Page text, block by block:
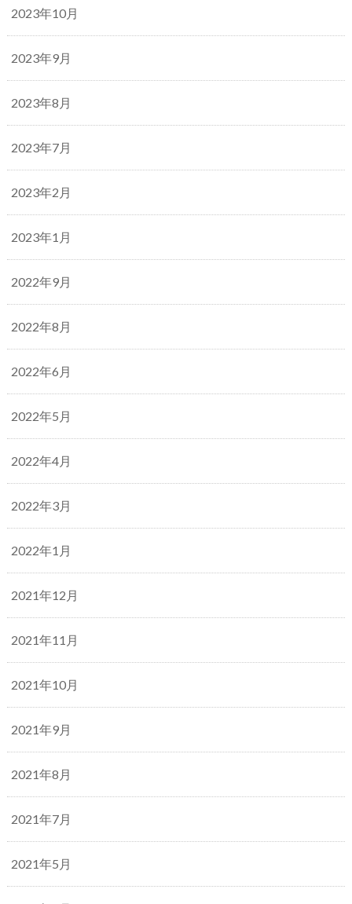
2023年10月
2023年9月
2023年8月
2023年7月
2023年2月
2023年1月
2022年9月
2022年8月
2022年6月
2022年5月
2022年4月
2022年3月
2022年1月
2021年12月
2021年11月
2021年10月
2021年9月
2021年8月
2021年7月
2021年5月